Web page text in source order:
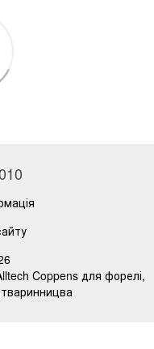
Coppens для форелі,